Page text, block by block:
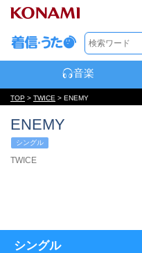
音楽
TOP > TWICE > ENEMY
ENEMY
シングル
TWICE
シングル